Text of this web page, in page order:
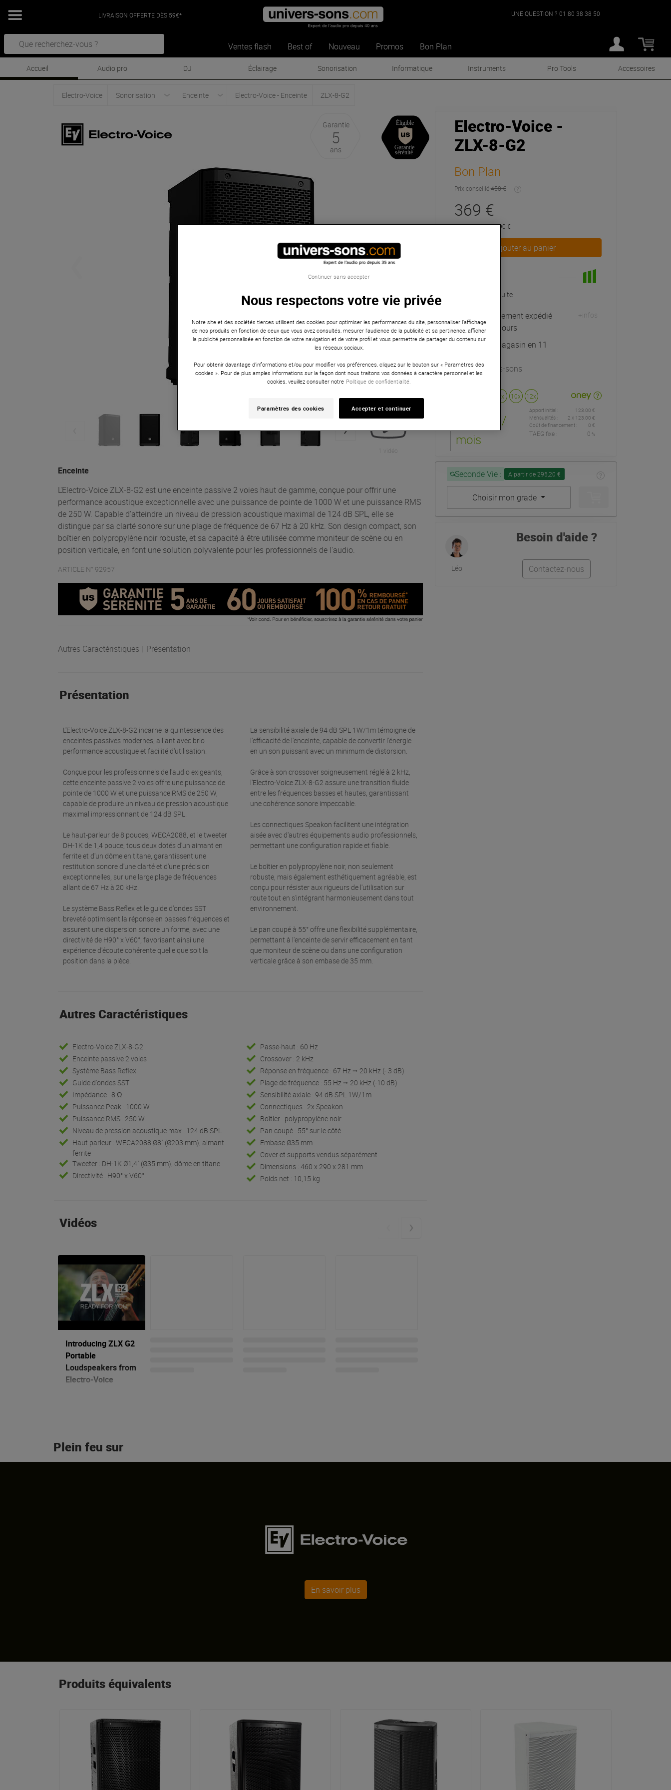
LIVRAISON OFFERTE DÈS 59€*
Ventes flash Best of Nouveau Promos Bon Plan
UNE QUESTION ? 01 80 38 38 50
Accueil Audio pro DJ Éclairage Sonorisation Informatique Instruments Pro Tools Accessoires
Electro-Voice Sonorisation Enceinte Electro-Voice - Enceinte ZLX-8-G2
Garantie
5
ans
1 vidéo
Enceinte
L'Electro-Voice ZLX-8-G2 est une enceinte passive 2 voies haut de gamme, conçue pour offrir une
performance acoustique exceptionnelle avec une puissance de pointe de 1000 W et une puissance RMS
de 250 W. Capable d'atteindre un niveau de pression acoustique maximal de 124 dB SPL, elle se
distingue par sa clarté sonore sur une plage de fréquence de 67 Hz à 20 kHz. Son design compact, son
boîtier en polypropylène noir robuste, et sa capacité à être utilisée comme moniteur de scène ou en
position verticale, en font une solution polyvalente pour les professionnels de l'audio.
ARTICLE N° 92957
Autres Caractéristiques Présentation
Présentation
L'Electro-Voice ZLX-8-G2 incarne la quintessence des
enceintes passives modernes, alliant avec brio
performance acoustique et facilité d'utilisation.
Conçue pour les professionnels de l'audio exigeants,
cette enceinte passive 2 voies offre une puissance de
pointe de 1000 W et une puissance RMS de 250 W,
capable de produire un niveau de pression acoustique
maximal impressionnant de 124 dB SPL.
Le haut-parleur de 8 pouces, WECA2088, et le tweeter
DH-1K de 1,4 pouce, tous deux dotés d'un aimant en
ferrite et d'un dôme en titane, garantissent une
restitution sonore d'une clarté et d'une précision
exceptionnelles, sur une large plage de fréquences
allant de 67 Hz à 20 kHz.
Le système Bass Reflex et le guide d'ondes SST
breveté optimisent la réponse en basses fréquences et
assurent une dispersion sonore uniforme, avec une
directivité de H90° x V60°, favorisant ainsi une
expérience d'écoute cohérente quelle que soit la
position dans la pièce.
La sensibilité axiale de 94 dB SPL 1W/1m témoigne de
l'efficacité de l'enceinte, capable de convertir l'énergie
en un son puissant avec un minimum de distorsion.
Grâce à son crossover soigneusement réglé à 2 kHz,
l'Electro-Voice ZLX-8-G2 assure une transition fluide
entre les fréquences basses et hautes, garantissant
une cohérence sonore impeccable.
Les connectiques Speakon facilitent une intégration
aisée avec d'autres équipements audio professionnels,
permettant une configuration rapide et fiable.
Le boîtier en polypropylène noir, non seulement
robuste, mais également esthétiquement agréable, est
conçu pour résister aux rigueurs de l'utilisation sur
route tout en s'intégrant harmonieusement dans tout
environnement.
Le pan coupé à 55° offre une flexibilité supplémentaire,
permettant à l'enceinte de servir efficacement en tant
que moniteur de scène ou dans une configuration
verticale grâce à son embase de 35 mm.
Autres Caractéristiques
Electro-Voice ZLX-8-G2
Enceinte passive 2 voies
Système Bass Reflex
Guide d'ondes SST
Impédance : 8 Ω
Puissance Peak : 1000 W
Puissance RMS : 250 W
Niveau de pression acoustique max : 124 dB SPL
Haut parleur : WECA2088 Ø8" (Ø203 mm), aimant
ferrite
Tweeter : DH-1K Ø1,4" (Ø35 mm), dôme en titane
Directivité : H90° x V60°
Passe-haut : 60 Hz
Crossover : 2 kHz
Réponse en fréquence : 67 Hz ⭢ 20 kHz (- 3 dB)
Plage de fréquence : 55 Hz ⭢ 20 kHz (-10 dB)
Sensibilité axiale : 94 dB SPL 1W/1m
Connectiques : 2x Speakon
Boîtier : polypropylène noir
Pan coupé : 55° sur le côté
Embase Ø35 mm
Cover et supports vendus séparément
Dimensions : 460 x 290 x 281 mm
Poids net : 10,15 kg
Vidéos
Introducing ZLX G2
Portable
Loudspeakers from
Electro-Voice
Electro-Voice -
ZLX-8-G2
Bon Plan
Prix conseillé 458 €
369 €
dont éco-part : 0,90 €
Ajouter au panier
Livraison Gratuite
Habituellement expédié
sous 10 jours
+infos
Retrait magasin en 11
à Univers-sons
4x 10x 12x
/
mois
Apport initial :
123.00 €
Mensualités :
2 x 123.00 €
Coût de financement :
0 €
TAEG fixe : 0 %
Seconde Vie : A partir de 295,20 €
Choisir mon grade
Léo
Besoin d'aide ?
Contactez-nous
Plein feu sur
En savoir plus
Produits équivalents
Nous respectons votre vie privée
Notre site et des sociétés tierces utilisent des cookies pour optimiser les performances du site, personnaliser l’affichage
de nos produits en fonction de ceux que vous avez consultés, mesurer l'audience de la publicité et sa pertinence, afficher
la publicité personnalisée en fonction de votre navigation et de votre profil et vous permettre de partager du contenu sur
les réseaux sociaux.
Pour obtenir davantage d'informations et/ou pour modifier vos préférences, cliquez sur le bouton sur « Paramètres des
cookies ». Pour de plus amples informations sur la façon dont nous traitons vos données à caractère personnel et les
cookies, veuillez consulter notre Politique de confidentialité.
Paramètres des cookies Accepter et continuer
Continuer sans accepter